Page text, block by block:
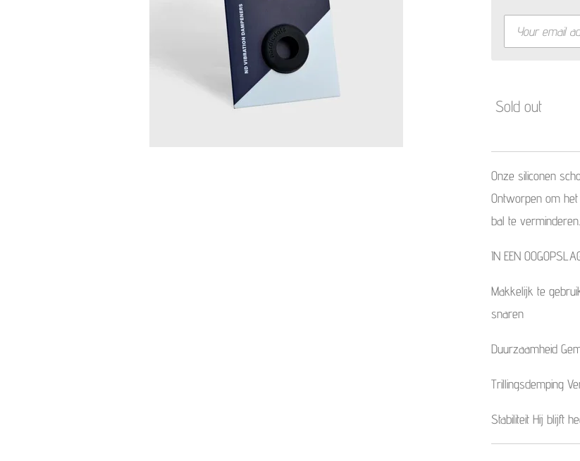
Sold out
Onze siliconen
Ontworpen om
bal te verminderen.
IN EEN
Makkelijk te
snaren
Duurzaamheid
Trillingsdemping
Stabiliteit Hij blijft